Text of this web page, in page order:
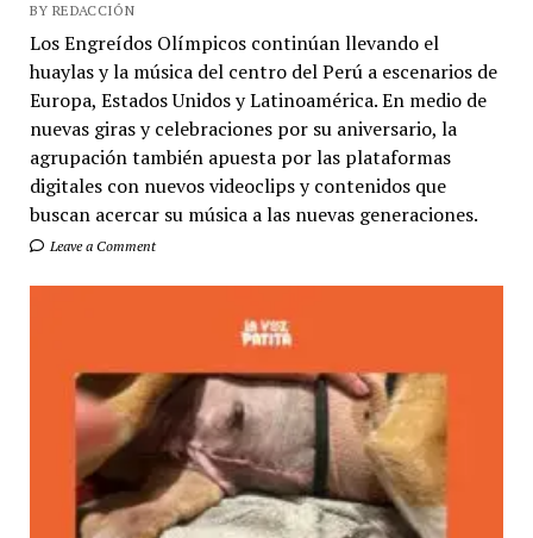
BY REDACCIÓN
Los Engreídos Olímpicos continúan llevando el
huaylas y la música del centro del Perú a escenarios de
Europa, Estados Unidos y Latinoamérica. En medio de
nuevas giras y celebraciones por su aniversario, la
agrupación también apuesta por las plataformas
digitales con nuevos videoclips y contenidos que
buscan acercar su música a las nuevas generaciones.
Leave a Comment